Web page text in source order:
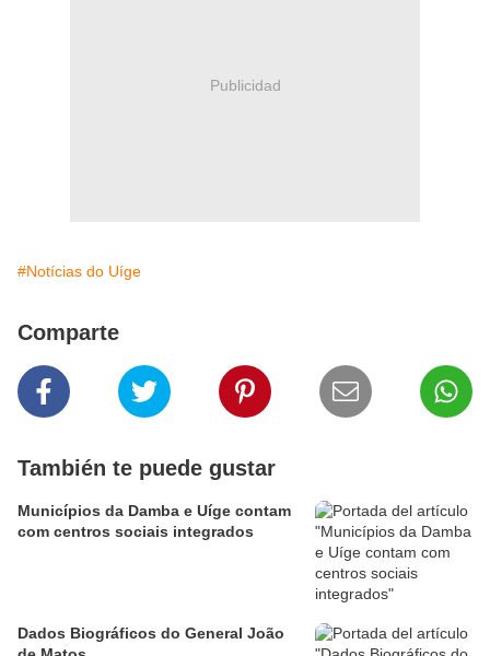
Publicidad
#Notícias do Uíge
Comparte
También te puede gustar
Municípios da Damba e Uíge contam
com centros sociais integrados
Dados Biográficos do General João